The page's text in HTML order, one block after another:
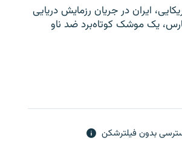
ایران در جریان رزمایش دریایی
یک موشک کوتاه‌برد ضد ناو
بدون فیلترشکن